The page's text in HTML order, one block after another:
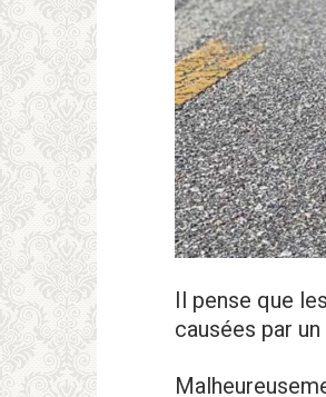
Il pense que
causées par